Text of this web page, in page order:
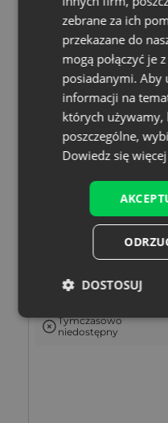
Rozmiar: 9x12 cm
Tkanina: Len, Bawełna,
poliester
Kolor:
Woreczki a la lniane 9 x
12 cm z motywem
lawendy - na drobne
upominki, komplet 10
zł / szt. 1 op. = 10 szt.
Tymczasowo
niedostępny
zebrane za ich
przekazane do
mogą połączyć je
posiadanymi. Aby
informacji na
których używamy,
poszczególne,
Dowiedz się więcej
DOSTOSUJ